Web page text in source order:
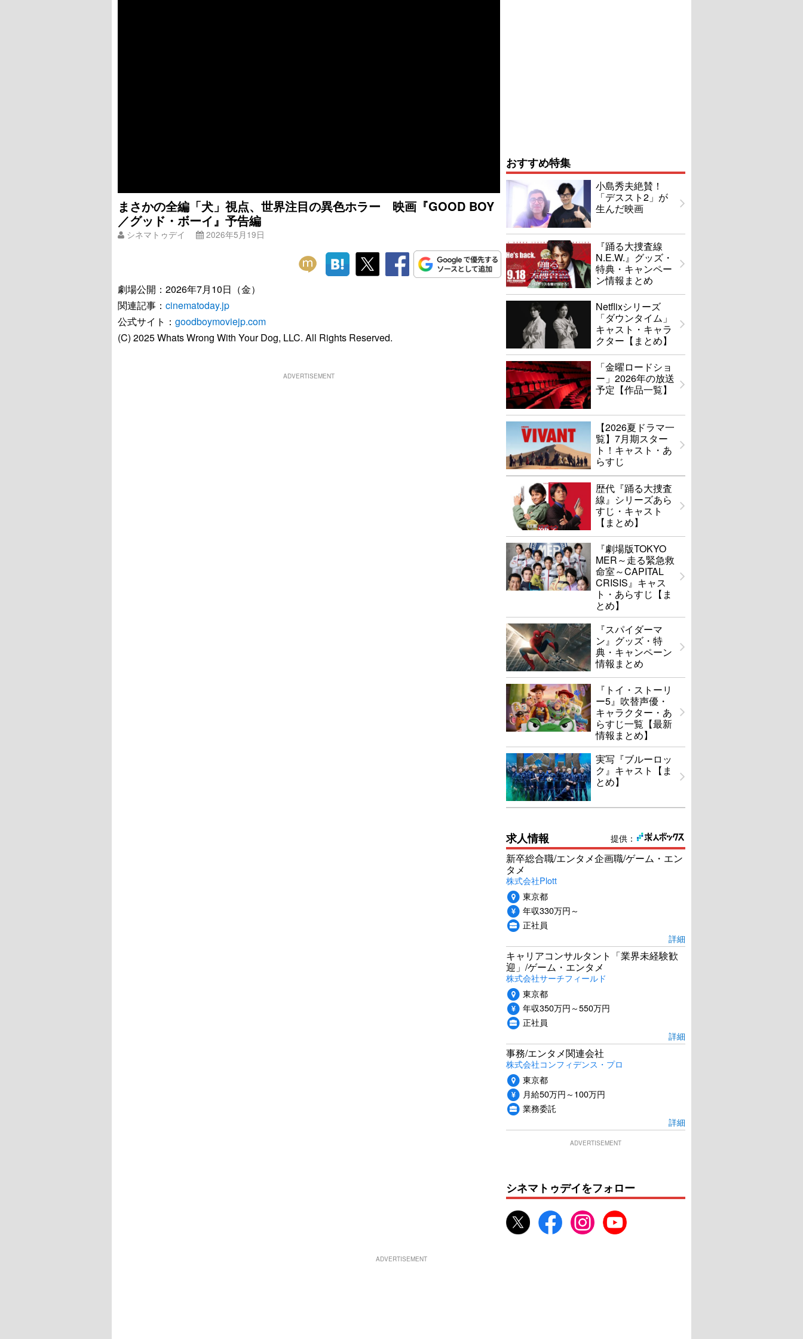
まさかの全編「犬」視点、世界注目の異色ホラー 映画『GOOD BOY
／グッド・ボーイ』予告編
シネマトゥデイ 2026年5月19日
劇場公開：2026年7月10日（金）
関連記事： cinematoday.jp
公式サイト： goodboymoviejp.com
(C) 2025 Whats Wrong With Your Dog, LLC. All Rights Reserved.
ADVERTISEMENT
おすすめ特集
小島秀夫絶賛！
「デススト2」が
生んだ映画
『踊る大捜査線
N.E.W.』グッズ・
特典・キャンペー
ン情報まとめ
Netflixシリーズ
「ダウンタイム」
キャスト・キャラ
クター【まとめ】
「金曜ロードショ
ー」2026年の放送
予定【作品一覧】
【2026夏ドラマ一
覧】7月期スター
ト！キャスト・あ
らすじ
歴代『踊る大捜査
線』シリーズあら
すじ・キャスト
【まとめ】
『劇場版TOKYO
MER～走る緊急救
命室～CAPITAL
CRISIS』キャス
ト・あらすじ【ま
とめ】
『スパイダーマ
ン』グッズ・特
典・キャンペーン
情報まとめ
『トイ・ストーリ
ー5』吹替声優・
キャラクター・あ
らすじ一覧【最新
情報まとめ】
実写『ブルーロッ
ク』キャスト【ま
とめ】
提供：
求人情報
新卒総合職/エンタメ企画職/ゲーム・エン
タメ
株式会社Plott
東京都
年収330万円～
正社員
詳細
キャリアコンサルタント「業界未経験歓
迎」/ゲーム・エンタメ
株式会社サーチフィールド
東京都
年収350万円～550万円
正社員
詳細
事務/エンタメ関連会社
株式会社コンフィデンス・プロ
東京都
月給50万円～100万円
業務委託
詳細
ADVERTISEMENT
シネマトゥデイをフォロー
ADVERTISEMENT